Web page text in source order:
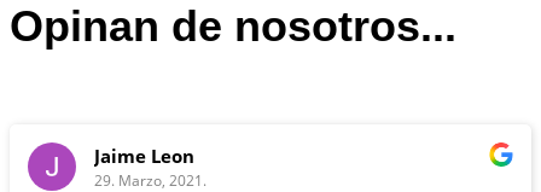
Opinan de nosotros...
Jaime Leon
29. Marzo, 2021.